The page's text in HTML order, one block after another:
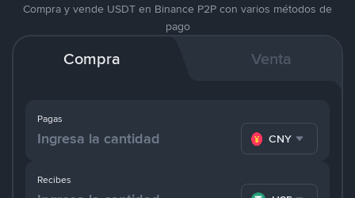
Compra y vende USDT en Binance P2P con varios métodos de
pago
Compra Venta
Pagas
CNY
Recibes